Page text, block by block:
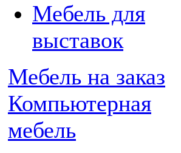
Мебель для
выставок
Мебель на заказ
Компьютерная
мебель